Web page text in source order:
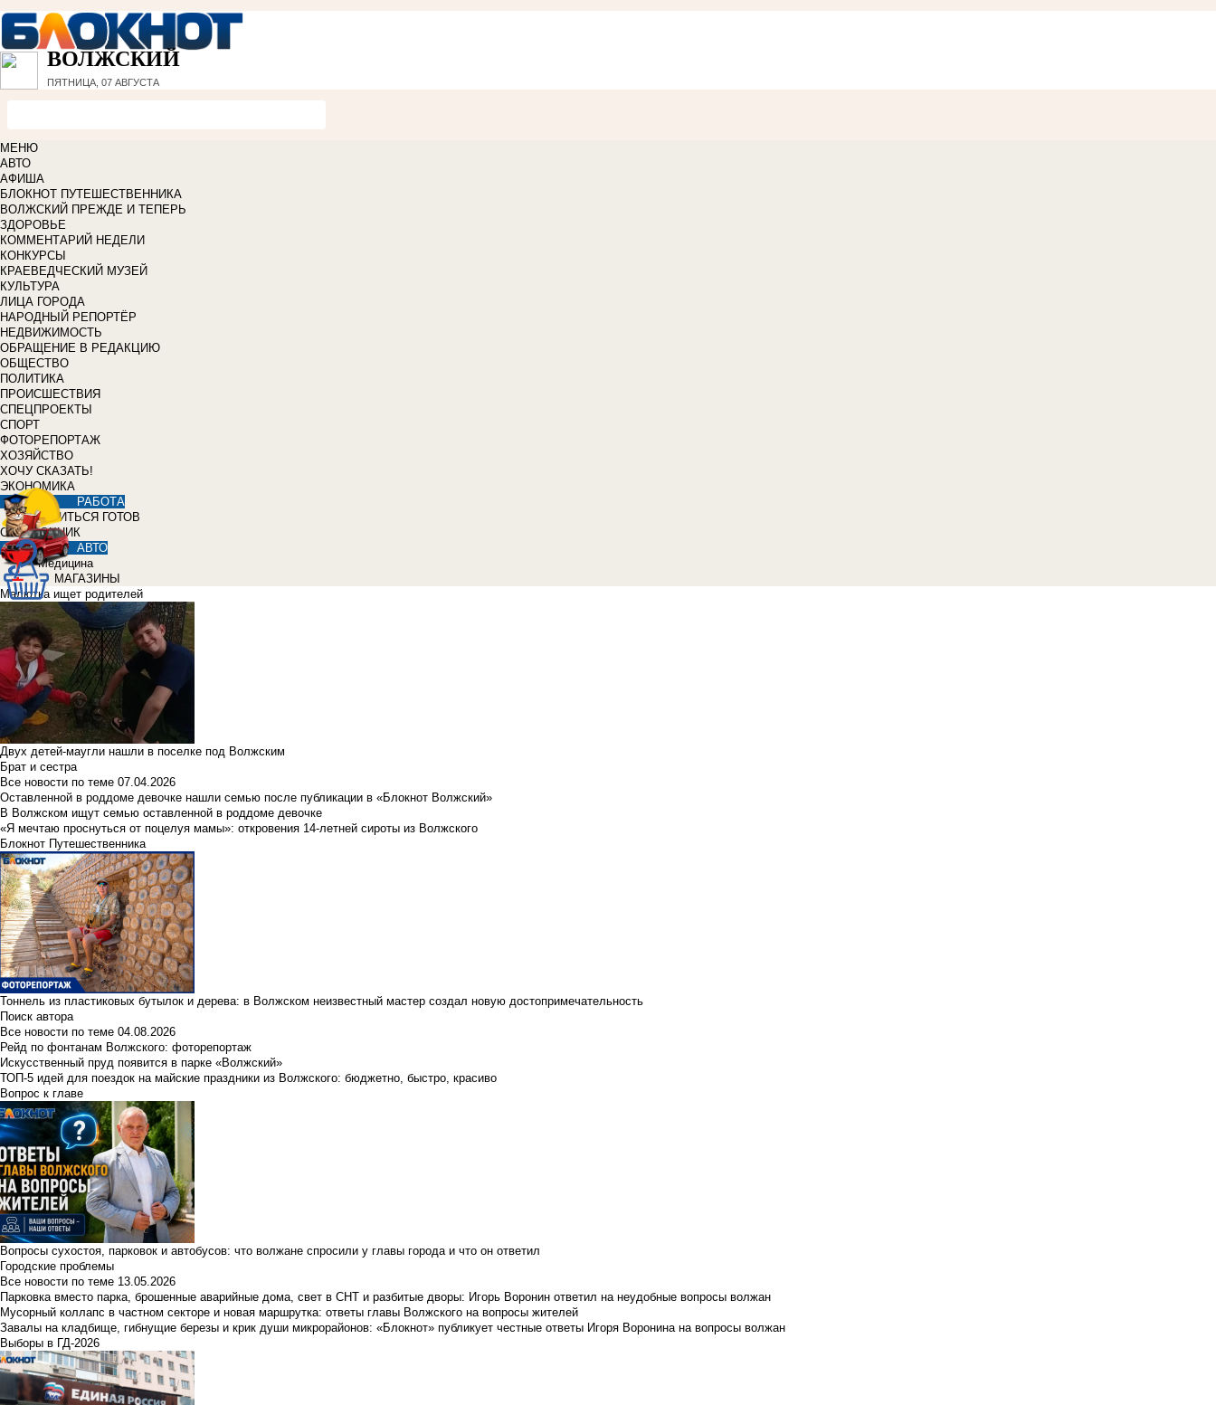
ВОЛЖСКИЙ
ПЯТНИЦА, 07 АВГУСТА
МЕНЮ
АВТО
АФИША
БЛОКНОТ ПУТЕШЕСТВЕННИКА
ВОЛЖСКИЙ ПРЕЖДЕ И ТЕПЕРЬ
ЗДОРОВЬЕ
КОММЕНТАРИЙ НЕДЕЛИ
КОНКУРСЫ
КРАЕВЕДЧЕСКИЙ МУЗЕЙ
КУЛЬТУРА
ЛИЦА ГОРОДА
НАРОДНЫЙ РЕПОРТЁР
НЕДВИЖИМОСТЬ
ОБРАЩЕНИЕ В РЕДАКЦИЮ
ОБЩЕСТВО
ПОЛИТИКА
ПРОИСШЕСТВИЯ
СПЕЦПРОЕКТЫ
СПОРТ
ФОТОРЕПОРТАЖ
ХОЗЯЙСТВО
ХОЧУ СКАЗАТЬ!
ЭКОНОМИКА
РАБОТА
УЧИТЬСЯ ГОТОВ
СПРАВОЧНИК
АВТО
Медицина
МАГАЗИНЫ
Малютка ищет родителей
Двух детей-маугли нашли в поселке под Волжским
Брат и сестра
Все новости по теме 07.04.2026
Оставленной в роддоме девочке нашли семью после публикации в «Блокнот Волжский»
В Волжском ищут семью оставленной в роддоме девочке
«Я мечтаю проснуться от поцелуя мамы»: откровения 14-летней сироты из Волжского
Блокнот Путешественника
Тоннель из пластиковых бутылок и дерева: в Волжском неизвестный мастер создал новую достопримечательность
Поиск автора
Все новости по теме 04.08.2026
Рейд по фонтанам Волжского: фоторепортаж
Искусственный пруд появится в парке «Волжский»
ТОП-5 идей для поездок на майские праздники из Волжского: бюджетно, быстро, красиво
Вопрос к главе
Вопросы сухостоя, парковок и автобусов: что волжане спросили у главы города и что он ответил
Городские проблемы
Все новости по теме 13.05.2026
Парковка вместо парка, брошенные аварийные дома, свет в СНТ и разбитые дворы: Игорь Воронин ответил на неудобные вопросы волжан
Мусорный коллапс в частном секторе и новая маршрутка: ответы главы Волжского на вопросы жителей
Завалы на кладбище, гибнущие березы и крик души микрорайонов: «Блокнот» публикует честные ответы Игоря Воронина на вопросы волжан
Выборы в ГД-2026